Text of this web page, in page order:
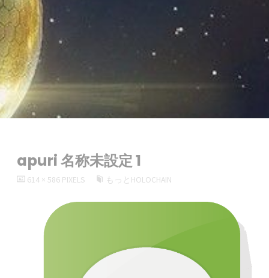
apuri 名称未設定 1
FULL614 × 586 PIXELS もっとHOLOCHAIN